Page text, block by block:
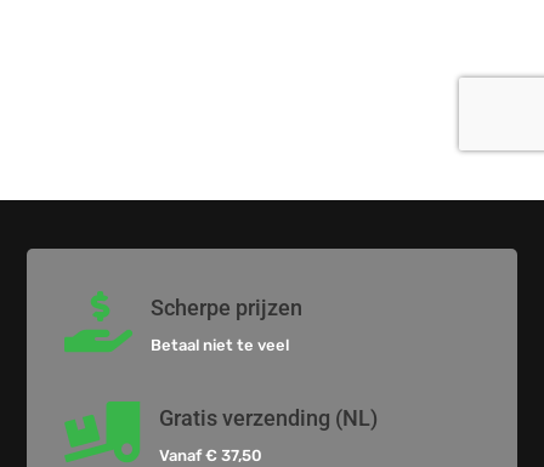
 Scherpe prijzen
Betaal niet te veel
 Gratis verzending (NL)
Vanaf € 37,50